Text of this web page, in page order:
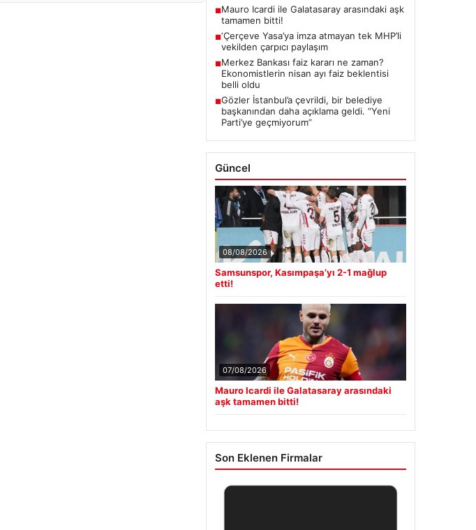
■Mauro Icardi ile Galatasaray arasındaki aşk
tamamen bitti!
■‘Çerçeve Yasa’ya imza atmayan tek MHP’li
vekilden çarpıcı paylaşım
■Merkez Bankası faiz kararı ne zaman?
Ekonomistlerin nisan ayı faiz beklentisi
belli oldu
■Gözler İstanbul’a çevrildi, bir belediye
başkanından daha açıklama geldi. “Yeni
Parti’ye geçmiyorum”
Güncel
08/08/2026
Samsunspor, Kasımpaşa’yı 2-1 mağlup
etti!
07/08/2026
Mauro Icardi ile Galatasaray arasındaki
aşk tamamen bitti!
Son Eklenen Firmalar